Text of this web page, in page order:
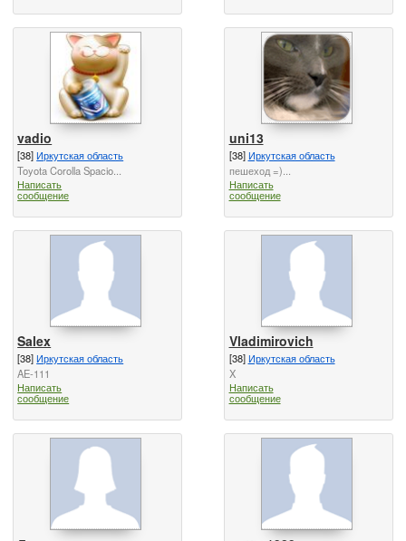
vadio
[38]Иркутская область
Toyota Corolla Spacio...
Написать
сообщение
uni13
[38]Иркутская область
пешеход =)...
Написать
сообщение
Salex
[38]Иркутская область
AE-111
Написать
сообщение
Vladimirovich
[38]Иркутская область
X
Написать
сообщение